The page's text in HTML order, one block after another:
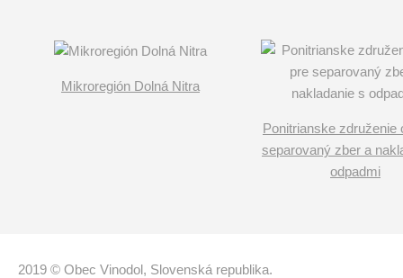
Mikroregión Dolná Nitra
Ponitrianske združenie
separovaný zber a
odpadmi
2019 © Obec Vinodol, Slovenská republika.